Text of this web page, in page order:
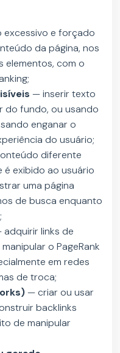
excessivo e forçado
da página, nos
elementos, com o
— inserir texto
do fundo, ou usando
enganar o
do usuário;
diferente
exibido ao usuário
uma página
de busca enquanto
adquirir links de
o PageRank
em redes
de troca;
— criar ou usar
backlinks
de manipular